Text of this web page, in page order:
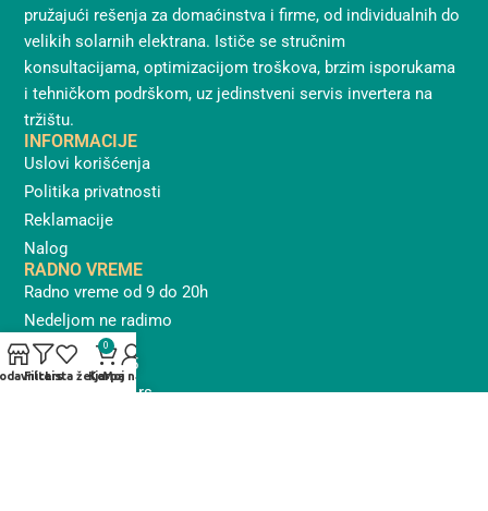
pružajući rešenja za domaćinstva i firme, od individualnih do
velikih solarnih elektrana. Ističe se stručnim
konsultacijama, optimizacijom troškova, brzim isporukama
i tehničkom podrškom, uz jedinstveni servis invertera na
tržištu.
INFORMACIJE
Uslovi korišćenja
Politika privatnosti
Reklamacije
Nalog
RADNO VREME
Radno vreme od 9 do 20h
Nedeljom ne radimo
KONTAKT
063/409-765
info@novax.rs
FiltersLista želja
0
Korpa
Moj nalog